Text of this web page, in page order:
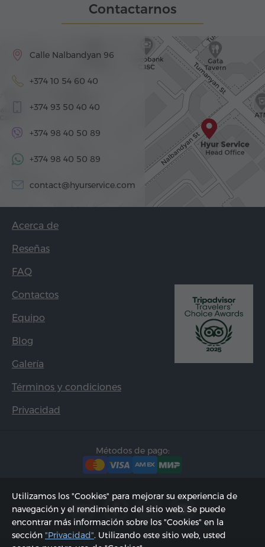
Contactarnos
Calle Nalbandyan 96
+374 10 54 60 40
+374 93 50 40 40
+374 98 40 50 89
+374 98 40 50 89
contact@hyurservice.com
Acerca de
Reseñas
FAQ
Contactos
Equipo
Blog
Galería
Términos y condiciones
Privacidad
Métodos de pago:
Utilizamos los "Cookies" para mejorar su experiencia de
navegación y el rendimiento del sitio web. Se puede
encontrar más información sobre los "Cookies" en la
sección "Privacidad". Utilizando este sitio web, usted